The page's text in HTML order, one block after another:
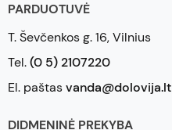
PARDUOTUVĖ
T. Ševčenkos g. 16, Vilnius
Tel.(0 5) 2107220
El. paštasvanda@dolovija.lt
DIDMENINĖ PREKYBA